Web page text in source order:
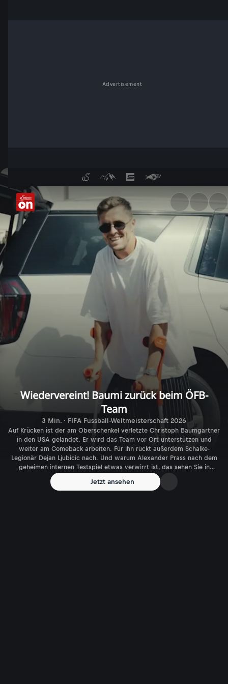
Advertisement
Wiedervereint! Baumi zurück
Wiedervereint! Baumi zurück beim ÖFB-
Team
3 Min. · FIFA Fussball-Weltmeisterschaft 2026
Auf Krücken ist der am Oberschenkel verletzte Christoph Baumgartner
in den USA gelandet. Er wird das Team vor Ort unterstützen und
weiter am Comeback arbeiten. Für ihn rückt außerdem Schalke-
Legionär Dejan Ljubicic nach. Und warum Alexander Prass nach dem
geheimen internen Testspiel etwas verwirrt ist, das sehen Sie in
unserem ÖFB-Update aus Santa Barbara.
Jetzt ansehen